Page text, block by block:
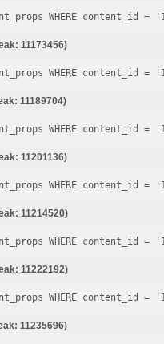
11173456)
11189704)
11201136)
11214520)
11222192)
11235696)